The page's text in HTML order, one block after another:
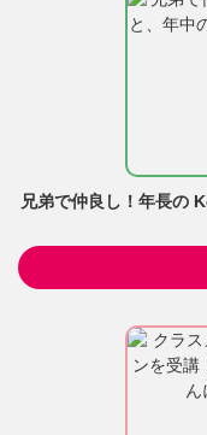
兄弟で仲良し！年長の